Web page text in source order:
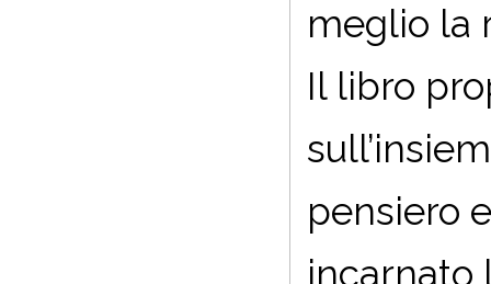
meglio la
Il libro
pensiero
incarnato